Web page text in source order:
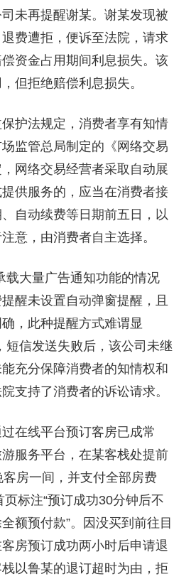
未再提醒谢某。谢某发现被
费遭拒，便诉至法院，请求
资金占用期间利息损失。该
但拒绝赔偿利息损失。
法规定，消费者享有知情
监管总局制定的《网络交易
网络交易经营者采取自动展
供服务的，应当在消费者接
自动续费等日期前五日，以
意，由消费者自主选择。
大量广告通知功能的情况
醒未设置自动弹窗提醒，且
，此种提醒方式难谓显
短信发送失败后，该公司未继
充分保障消费者的知情权和
支持了消费者的诉讼请求。
线平台预订客房已成常
服务平台，在某客栈处提前
房一间，并支付全部房费
标注“预订成功30分钟后不
额预付款”。因没买到前往目
房预订成功两小时后申请退
以鲁某的退订超时为由，拒